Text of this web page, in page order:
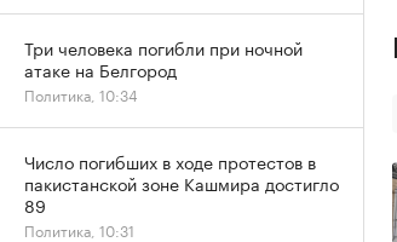
Три человека погибли при ночной
атаке на Белгород
Политика, 10:34
Число погибших в ходе протестов в
пакистанской зоне Кашмира достигло
89
Политика, 10:31